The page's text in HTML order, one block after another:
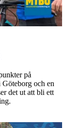
på
och en
det ut att bli ett